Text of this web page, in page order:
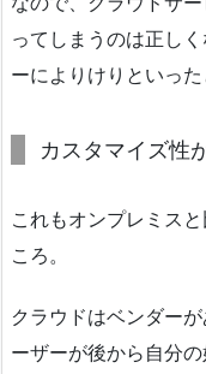
ってしまうのは正し
ーによりけりといった
カスタマイズ性
これもオンプレミス
ころ。
クラウドはベンダー
ーザーが後から自分